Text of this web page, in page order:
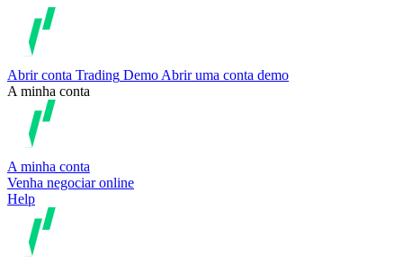
Abrir conta Trading Demo Abrir uma conta demo
A minha conta
A minha conta
Venha negociar online
Help